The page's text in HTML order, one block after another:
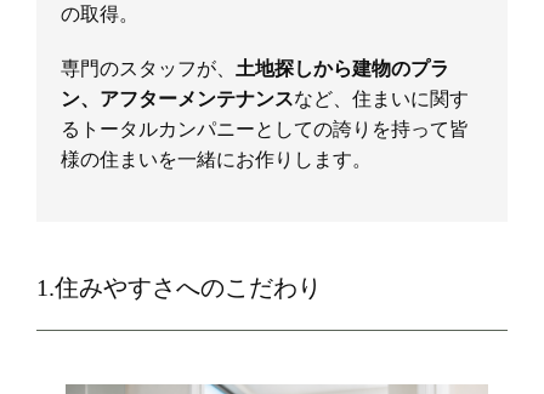
の取得。
専門のスタッフが、 土地探しから建物のプラ
ン、アフターメンテナンスなど、住まいに関す
るトータルカンパニーとしての誇りを持って皆
様の住まいを一緒にお作りします。
1.住みやすさへのこだわり